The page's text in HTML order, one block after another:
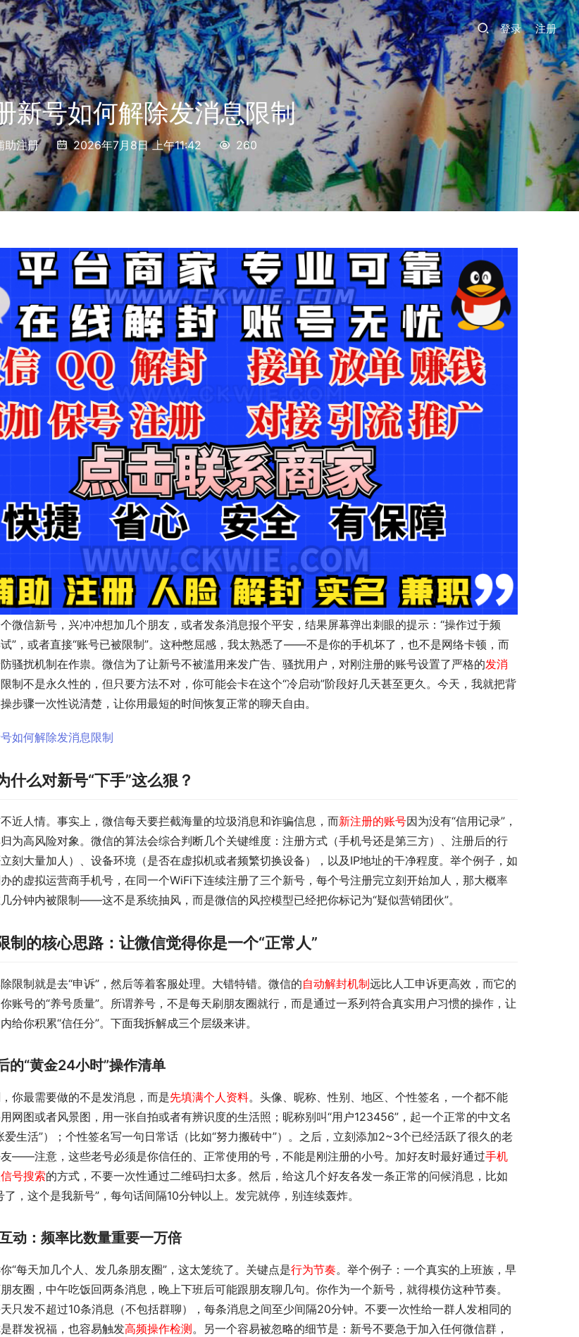
登录 注册
新号如何解除发消息限制
助注册 2026年7月8日 上午11:42 260
微信新号，兴冲冲想加几个朋友，或者发条消息报个平安，结果屏幕弹出刺眼的提示：“操作过于频
”，或者直接“账号已被限制”。这种憋屈感，我太熟悉了——不是你的手机坏了，也不是网络卡顿，而
骚扰机制在作祟。微信为了让新号不被滥用来发广告、骚扰用户，对刚注册的账号设置了严格的发消
制不是永久性的，但只要方法不对，你可能会卡在这个“冷启动”阶段好几天甚至更久。今天，我就把背
步骤一次性说清楚，让你用最短的时间恢复正常的聊天自由。
什么对新号“下手”这么狠？
近人情。事实上，微信每天要拦截海量的垃圾消息和诈骗信息，而新注册的账号因为没有“信用记录”，
为高风险对象。微信的算法会综合判断几个关键维度：注册方式（手机号还是第三方）、注册后的行
刻大量加人）、设备环境（是否在虚拟机或者频繁切换设备），以及IP地址的干净程度。举个例子，如
的虚拟运营商手机号，在同一个WiFi下连续注册了三个新号，每个号注册完立刻开始加人，那大概率
分钟内被限制——这不是系统抽风，而是微信的风控模型已经把你标记为“疑似营销团伙”。
制的核心思路：让微信觉得你是一个“正常人”
限制就是去“申诉”，然后等着客服处理。大错特错。微信的自动解封机制远比人工申诉更高效，而它的
账号的“养号质量”。所谓养号，不是每天刷朋友圈就行，而是通过一系列符合真实用户习惯的操作，让
给你积累“信任分”。下面我拆解成三个层级来讲。
的“黄金24小时”操作清单
你最需要做的不是发消息，而是先填满个人资料。头像、昵称、性别、地区、个性签名，一个都不能
网图或者风景图，用一张自拍或者有辨识度的生活照；昵称别叫“用户123456”，起一个正常的中文名
爱生活”）；个性签名写一句日常话（比如“努力搬砖中”）。之后，立刻添加2~3个已经活跃了很久的老
——注意，这些老号必须是你信任的、正常使用的号，不能是刚注册的小号。加好友时最好通过手机
号搜索的方式，不要一次性通过二维码扫太多。然后，给这几个好友各发一条正常的问候消息，比如
了，这个是我新号”，每句话间隔10分钟以上。发完就停，别连续轰炸。
动：频率比数量重要一万倍
“每天加几个人、发几条朋友圈”，这太笼统了。关键点是行为节奏。举个例子：一个真实的上班族，早
友圈，中午吃饭回两条消息，晚上下班后可能跟朋友聊几句。你作为一个新号，就得模仿这种节奏。
只发不超过10条消息（不包括群聊），每条消息之间至少间隔20分钟。不要一次性给一群人发相同的
群发祝福，也容易触发高频操作检测 。另一个容易被忽略的细节是：新号不要急于加入任何微信群，